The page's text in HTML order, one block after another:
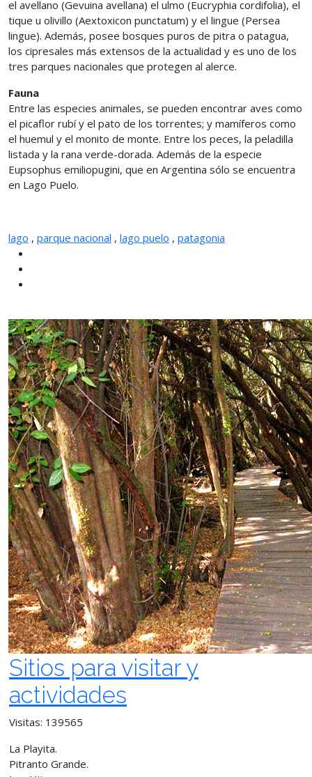
el avellano (Gevuina avellana) el ulmo (Eucryphia cordifolia), el
tique u olivillo (Aextoxicon punctatum) y el lingue (Persea
lingue). Además, posee bosques puros de pitra o patagua,
los cipresales más extensos de la actualidad y es uno de los
tres parques nacionales que protegen al alerce.
Fauna
Entre las especies animales, se pueden encontrar aves como
el picaflor rubí y el pato de los torrentes; y mamíferos como
el huemul y el monito de monte. Entre los peces, la peladilla
listada y la rana verde-dorada. Además de la especie
Eupsophus emiliopugini, que en Argentina sólo se encuentra
en Lago Puelo.
lago , parque nacional , lago puelo , patagonia
Sitios para visitar y
actividades
Visitas: 139565
La Playita.
Pitranto Grande.